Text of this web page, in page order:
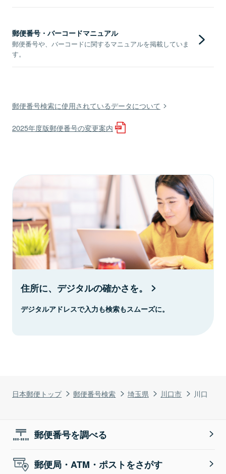
日本郵便トップ 郵便番号検索 埼玉県 川口市 川口
郵便番号・バーコードマニュアル
郵便番号や、バーコードに関するマニュアルを掲載していま
す。
郵便番号検索に使用されているデータについて
2025年度版郵便番号の変更案内
住所に、デジタルの確かさを。
デジタルアドレスで入力も検索もスムーズに。
郵便番号を調べる
郵便局・ATM・ポストをさがす